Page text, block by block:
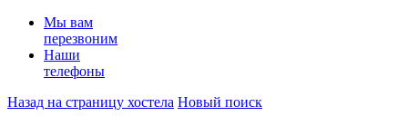
Мы вам
перезвоним
Наши
телефоны
Назад на страницу хостела Новый поиск